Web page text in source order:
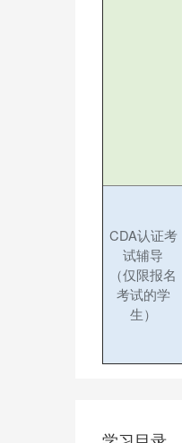
CDA认证考
试辅导
（仅限报名
考试的学
生）